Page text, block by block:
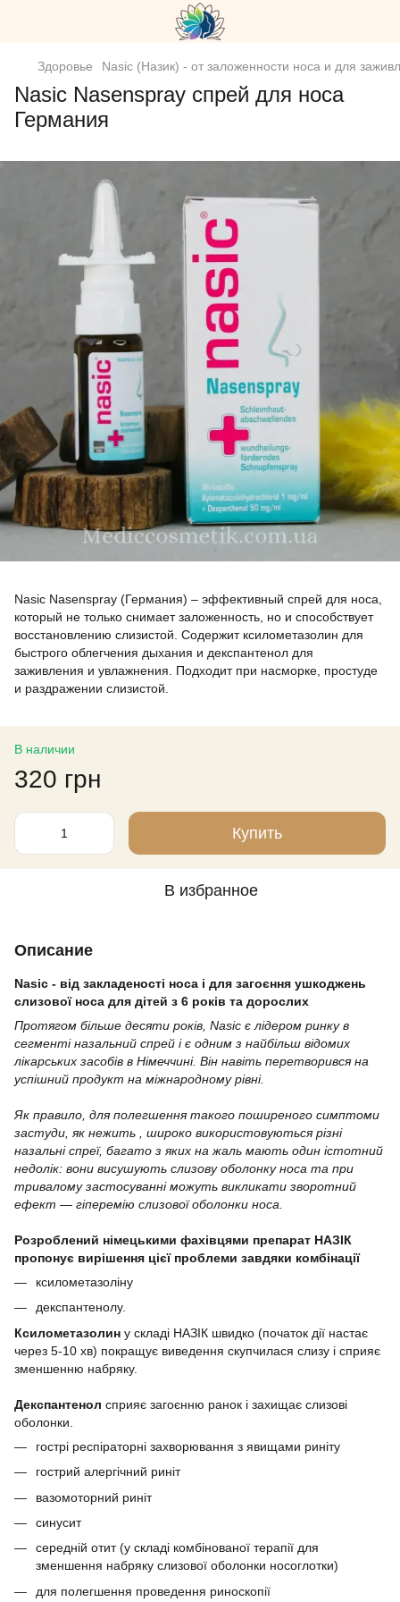
Здоровье Nasic (Назик) - от заложенности носа и для
Nasic Nasenspray спрей для носа
Германия
Nasic Nasenspray (Германия) – эффективный спрей для носа,
который не только снимает заложенность, но и способствует
восстановлению слизистой. Содержит ксилометазолин для
быстрого облегчения дыхания и декспантенол для
заживления и увлажнения. Подходит при насморке, простуде
и раздражении слизистой.
В наличии
320 грн
Купить
В избранное
Описание
Nasic - від закладеності носа і для загоєння ушкоджень
слизової носа для дітей з 6 років та дорослих
Протягом більше десяти років, Nasic є лідером ринку в
сегменті назальний спрей і є одним з найбільш відомих
лікарських засобів в Німеччині. Він навіть перетворився на
успішний продукт на міжнародному рівні.
Як правило, для полегшення такого поширеного симптоми
застуди, як нежить , широко використовуються різні
назальні спреї, багато з яких на жаль мають один істотний
недолік: вони висушують слизову оболонку носа та при
тривалому застосуванні можуть викликати зворотний
ефект — гіперемію слизової оболонки носа.
Розроблений німецькими фахівцями препарат НАЗІК
пропонує вирішення цієї проблеми завдяки комбінації
ксилометазоліну
декспантенолу.
Ксилометазолин у складі НАЗІК швидко (початок дії настає
через 5-10 хв) покращує виведення скупчилася слизу і сприяє
зменшенню набряку.
Декспантенол сприяє загоєнню ранок і захищає слизові
оболонки.
гострі респіраторні захворювання з явищами риніту
гострий алергічний риніт
вазомоторний риніт
синусит
середній отит (у складі комбінованої терапії для
зменшення набряку слизової оболонки носоглотки)
для полегшення проведення риноскопії